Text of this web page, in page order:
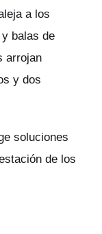
a los
balas de
arrojan
y dos
soluciones
de los